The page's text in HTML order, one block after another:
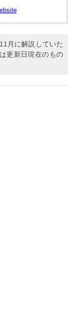
月に解説していた
更新日現在のもの